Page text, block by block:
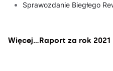
Sprawozdanie Biegłego
Więcej…Raport za rok 2021